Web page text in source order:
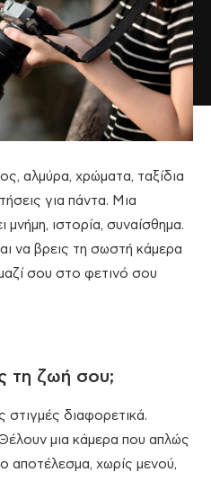
αλμύρα, χρώματα, ταξίδια
για πάντα. Μια
μνήμη, ιστορία, συναίσθημα.
να βρεις τη σωστή κάμερα
σου στο φετινό σου
τη ζωή σου;
στιγμές διαφορετικά.
μια κάμερα που απλώς
αποτέλεσμα, χωρίς μενού,